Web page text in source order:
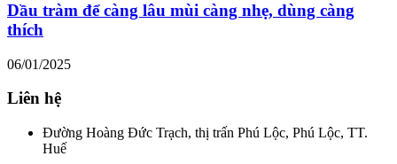
Dầu tràm để càng lâu mùi càng nhẹ, dùng càng
thích
06/01/2025
Liên hệ
Đường Hoàng Đức Trạch, thị trấn Phú Lộc, Phú Lộc, TT.
Huế